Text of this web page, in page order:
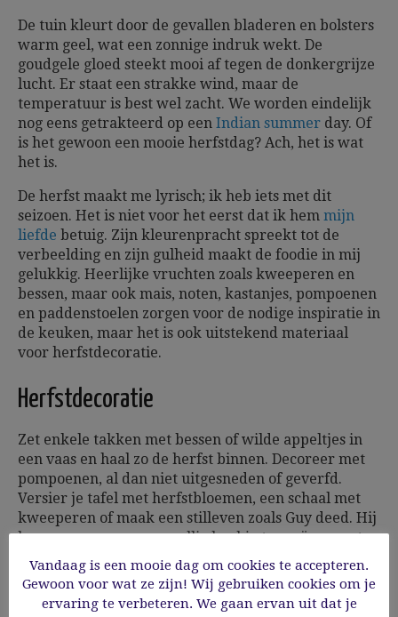
De tuin kleurt door de gevallen bladeren en bolsters
warm geel, wat een zonnige indruk wekt. De
goudgele gloed steekt mooi af tegen de donkergrijze
lucht. Er staat een strakke wind, maar de
temperatuur is best wel zacht. We worden eindelijk
nog eens getrakteerd op een Indian summer day. Of
is het gewoon een mooie herfstdag? Ach, het is wat
het is.
De herfst maakt me lyrisch; ik heb iets met dit
seizoen. Het is niet voor het eerst dat ik hem mijn
liefde betuig. Zijn kleurenpracht spreekt tot de
verbeelding en zijn gulheid maakt de foodie in mij
gelukkig. Heerlijke vruchten zoals kweeperen en
bessen, maar ook mais, noten, kastanjes, pompoenen
en paddenstoelen zorgen voor de nodige inspiratie in
de keuken, maar het is ook uitstekend materiaal
voor herfstdecoratie.
Herfstdecoratie
Zet enkele takken met bessen of wilde appeltjes in
een vaas en haal zo de herfst binnen. Decoreer met
pompoenen, al dan niet uitgesneden of geverfd.
Versier je tafel met herfstbloemen, een schaal met
kweeperen of maak een stilleven zoals Guy deed. Hij
koos ervoor om een gezellig hoekje te creëren met
pompoenen, chrysanten, enkele tuinbeeldjes en een
kaars in een lantaarn. Het fleurt ons terras op nu de
zomerbloemen zijn uitgebloeid en we kijken ernaar
Vandaag is een mooie dag om cookies te accepteren.
Gewoon voor wat ze zijn! Wij gebruiken cookies om je
ervaring te verbeteren. We gaan ervan uit dat je